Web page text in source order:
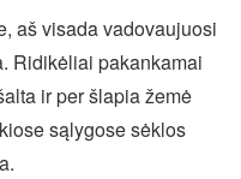
aš visada vadovaujuosi
Ridikėliai pakankamai
ir per šlapia žemė
sąlygose sėklos